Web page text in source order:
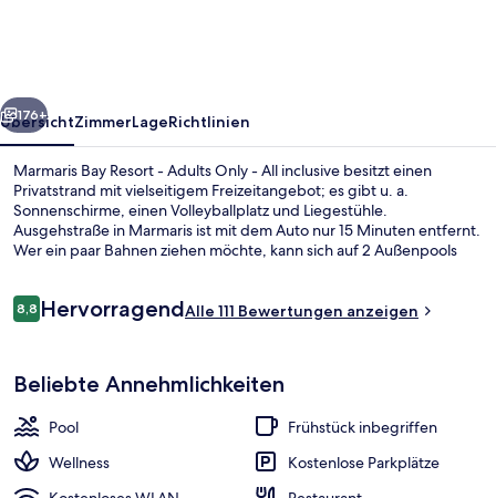
-
All
inclusive
Weiter
176+
ÜbersichtZimmerLageRichtlinien
Marmaris Bay Resort - Adults Only - All inclusive besitzt einen
Privatstrand mit vielseitigem Freizeitangebot; es gibt u. a.
Sonnenschirme, einen Volleyballplatz und Liegestühle.
Ausgehstraße in Marmaris ist mit dem Auto nur 15 Minuten entfernt.
Wer ein paar Bahnen ziehen möchte, kann sich auf 2 Außenpools
Gesichtsbehandlungen verwöhnen lassen. Das
Reisende haben viel Gutes über das hilfsbereite Personal zu
Bewertungen
8,88,8 von 10.
HervorragendAlle 111 Bewertungen anzeigen
Beliebte Annehmlichkeiten
Pool
Frühstück inbegriffen
Wellness
Kostenlose Parkplätze